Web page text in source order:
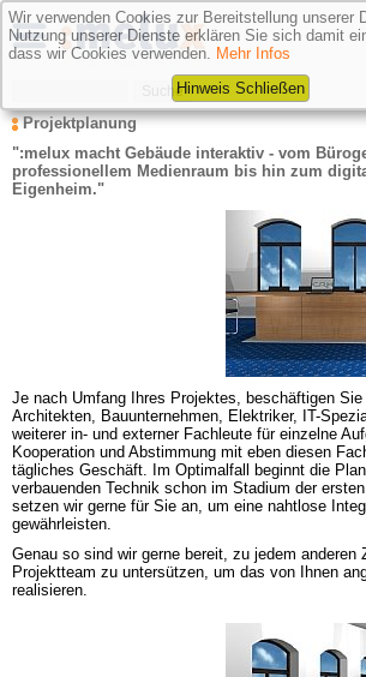
Projektplanung
":melux macht Gebäude interaktiv - vom
professionellem Medienraum bis hin zum
Eigenheim."
Je nach Umfang Ihres Projektes, beschäftigen
Architekten, Bauunternehmen, Elektriker, IT-
weiterer in- und externer Fachleute für einzelne
Kooperation und Abstimmung mit eben diesen
tägliches Geschäft. Im Optimalfall beginnt die
verbauenden Technik schon im Stadium der
setzen wir gerne für Sie an, um eine nahtlose
gewährleisten.
Genau so sind wir gerne bereit, zu jedem anderen
Projektteam zu untersützen, um das von Ihnen
realisieren.
Wir verwenden Cookies zur Bereitstellung unserer
Nutzung unserer Dienste erklären Sie sich damit
dass wir Cookies verwenden. Mehr Infos
Hinweis Schließen